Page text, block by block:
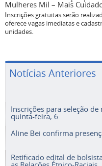
Mulheres Mil – Mais
Inscrições gratuitas serão
oferece vagas imediatas e
unidades.
Notícias Anteriores
Inscrições para seleção
quinta-feira, 6
Aline Bei confirma
Retificado edital de